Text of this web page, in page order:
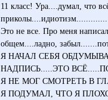
11 класс! Ура....думал, что
Это не все. Про меня
общем....ладно,
Я НАЧАЛ СЕБЯ
НАДПИСЬ.....ЭТО
Я НЕ МОГ СМОТРЕТЬ В
Я ПОДУМАЛ, ЧТО Я